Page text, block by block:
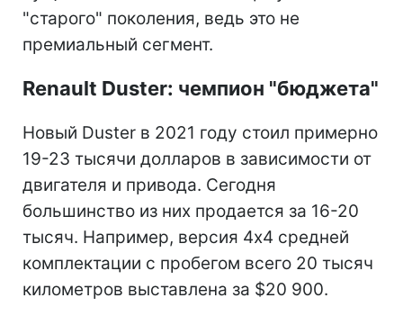
"старого" поколения, ведь это не
премиальный сегмент.
Renault Duster: чемпион "бюджета"
Новый Duster в 2021 году стоил примерно
19-23 тысячи долларов в зависимости от
двигателя и привода. Сегодня
большинство из них продается за 16-20
тысяч. Например, версия 4х4 средней
комплектации с пробегом всего 20 тысяч
километров выставлена за $20 900.